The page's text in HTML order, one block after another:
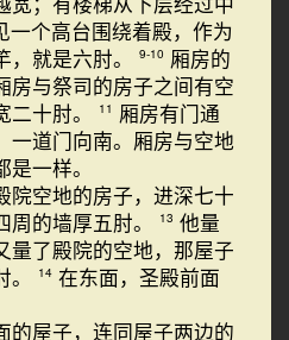
一个高台围绕着殿，作为
就是六肘。
9-10 厢房的
房与祭司的房子之间有空
十肘。
11 厢房有门通
一道门向南。厢房与空地
一样。
院空地的房子，进深七十
的墙厚五肘。
13 他量
量了殿院的空地，那屋子
14 在东面，圣殿前面
的屋子，连同屋子两边的